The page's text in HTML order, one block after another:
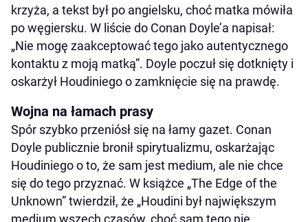
krzyża, a tekst był po angielsku, choć matka mówiła
po węgiersku. W liście do Conan Doyle’a napisał:
„Nie mogę zaakceptować tego jako autentycznego
kontaktu z moją matką”. Doyle poczuł się dotknięty i
oskarżył Houdiniego o zamknięcie się na prawdę.
Wojna na łamach prasy
Spór szybko przeniósł się na łamy gazet. Conan
Doyle publicznie bronił spirytualizmu, oskarżając
Houdiniego o to, że sam jest medium, ale nie chce
się do tego przyznać. W książce „The Edge of the
Unknown” twierdził, że „Houdini był największym
medium wszech czasów, choć sam tego nie